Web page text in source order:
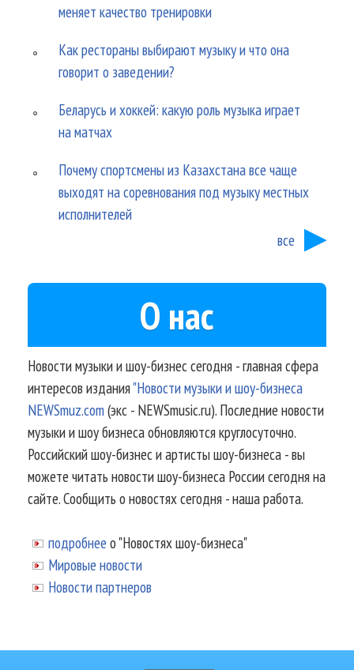
меняет качество тренировки
Как рестораны выбирают музыку и что она
говорит о заведении?
Беларусь и хоккей: какую роль музыка играет
на матчах
Почему спортсмены из Казахстана все чаще
выходят на соревнования под музыку местных
исполнителей
все
О нас
Новости музыки и шоу-бизнес сегодня - главная сфера
интересов издания"Новости музыки и шоу-бизнеса
NEWSmuz.com(экс - NEWSmusic.ru). Последние новости
музыки и шоу бизнеса обновляются круглосуточно.
Российский шоу-бизнес и артисты шоу-бизнеса - вы
можете читать новости шоу-бизнеса России сегодня на
сайте. Сообщить о новостях сегодня - наша работа.
подробнее о "Новостях шоу-бизнеса"
Мировые новости
Новости партнеров